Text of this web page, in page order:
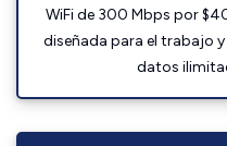
WiFi de 300 Mbps por
diseñada para el trabajo
datos